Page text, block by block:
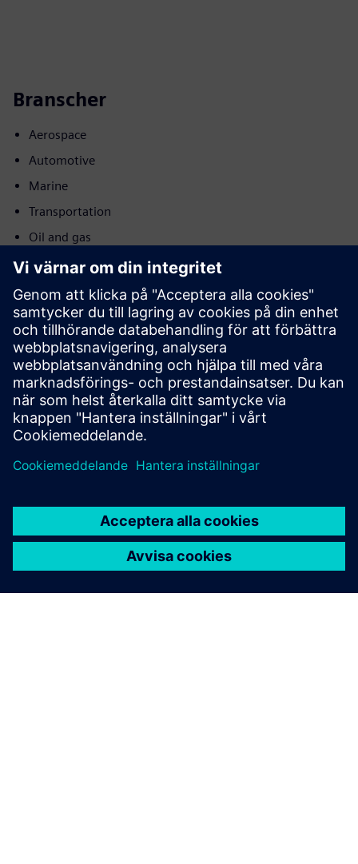
Branscher
Aerospace
Automotive
Marine
Transportation
Oil and gas
Power utilities
Rörelse
Service
Tillhandahåller en tjänst för en Siemens Xcelerator-
produkt/lösning som hjälper kunden att implementera,
integrera, driva eller underhålla den